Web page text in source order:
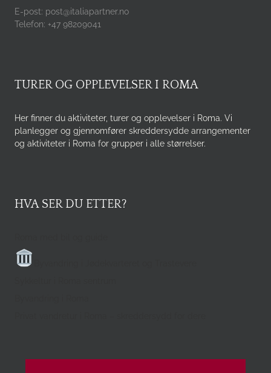
E-post: post@italiapartner.no
Telefon: +47 98209041
TURER OG OPPLEVELSER I ROMA
Her finner du aktiviteter, turer og opplevelser i Roma. Vi
planlegger og gjennomfører skreddersydde arrangementer
og aktiviteter i Roma for grupper i alle størrelser.
HVA SER DU ETTER?